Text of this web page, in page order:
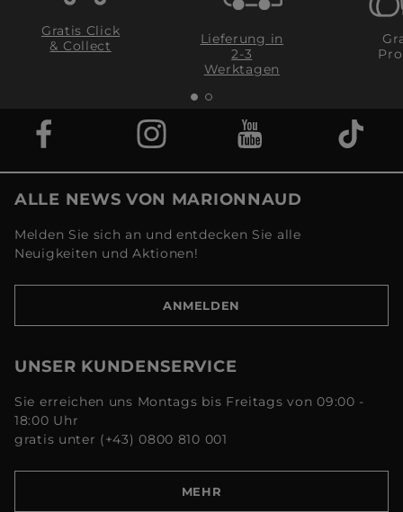
Gratis Click
& Collect
Lieferung in
2-3
Werktagen
ALLE NEWS VON MARIONNAUD
Melden Sie sich an und entdecken Sie alle
Neuigkeiten und Aktionen!
ANMELDEN
UNSER KUNDENSERVICE
Sie erreichen uns Montags bis Freitags von 09:00 -
18:00 Uhr
gratis unter (+43) 0800 810 001
MEHR